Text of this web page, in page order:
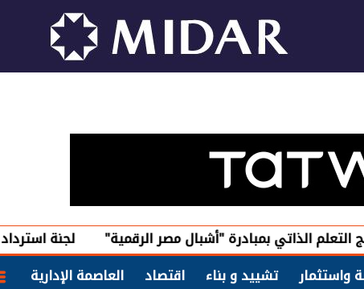
لجنة استرداد أراضي
بمبادرة "أشبال مصر الرقمية"
واستثمار تشييد و بناء اقتصاد العاصمة الإدارية